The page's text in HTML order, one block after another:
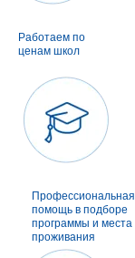
Работаем по
ценам школ
Профессиональная
помощь в подборе
программы и места
проживания